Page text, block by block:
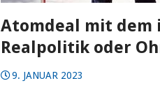
Atomdeal mit dem
Realpolitik oder
9. JANUAR 2023